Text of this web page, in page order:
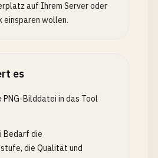
auf Ihrem Server oder
einsparen wollen.
es
PNG-Bilddatei in das Tool
Bedarf die
die Qualität und